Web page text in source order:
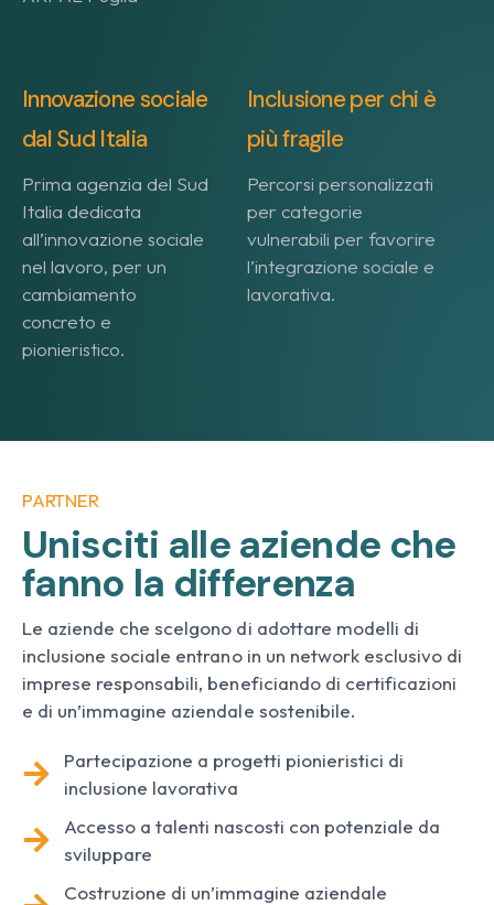
Innovazione sociale
dal Sud Italia
Prima agenzia del Sud
Italia dedicata
all’innovazione sociale
nel lavoro, per un
cambiamento
concreto e
pionieristico.
Inclusione per chi è
più fragile
Percorsi personalizzati
per categorie
vulnerabili per favorire
l’integrazione sociale e
lavorativa.
PARTNER
Unisciti alle aziende che
fanno la differenza
Le aziende che scelgono di adottare modelli di
inclusione sociale entrano in un network esclusivo di
imprese responsabili, beneficiando di certificazioni
e di un’immagine aziendale sostenibile.
Partecipazione a progetti pionieristici di
inclusione lavorativa
Accesso a talenti nascosti con potenziale da
sviluppare
Costruzione di un’immagine aziendale